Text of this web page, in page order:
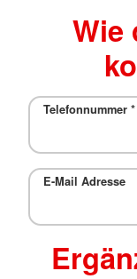
Wie
Telefonnummer *
E-Mail Adresse